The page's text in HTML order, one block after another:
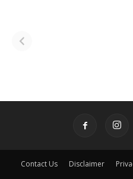
పితృదేవతల ఆశీర్వాదం
Contact Us Disclaimer